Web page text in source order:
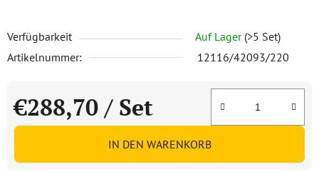
Verfügbarkeit Auf Lager (>5 Set)
Artikelnummer:
12116/42093/220
€288,70 / Set
Verkaufspreis:
IN DEN WARENKORB